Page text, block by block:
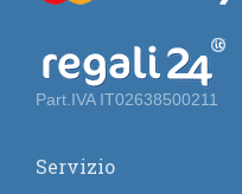
Part.IVA IT02638500211
Servizio